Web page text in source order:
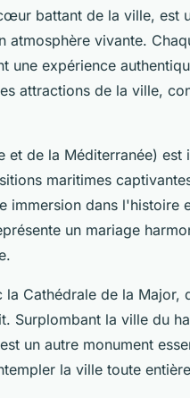
battant de la ville, est
atmosphère vivante.
une expérience
attractions de la ville,
et de la Méditerranée) est
maritimes
immersion dans l'histoire
un mariage
Cathédrale de la Major,
Surplombant la ville du
un autre monument
la ville toute